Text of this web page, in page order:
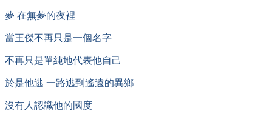
夢 在無夢的夜裡
當王傑不再只是一個名字
不再只是單純地代表他自己
於是他逃 一路逃到遙遠的異鄉
沒有人認識他的國度